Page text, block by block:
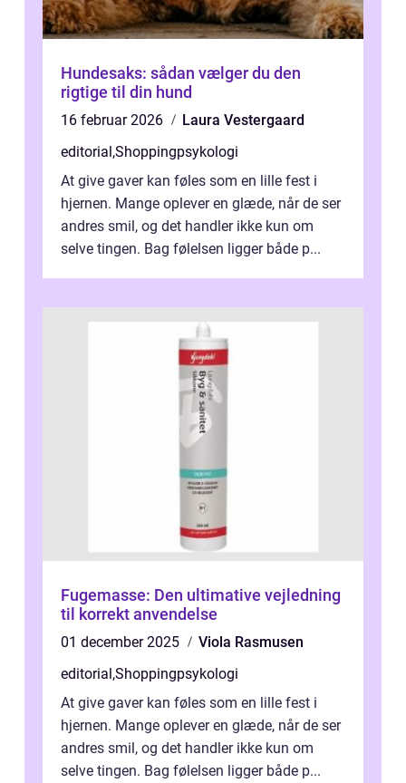
Hundesaks: sådan vælger du den
rigtige til din hund
16 februar 2026
Laura Vestergaard
editorial,Shoppingpsykologi
At give gaver kan føles som en lille fest i
hjernen. Mange oplever en glæde, når de ser
andres smil, og det handler ikke kun om
selve tingen. Bag følelsen ligger både p...
Fugemasse: Den ultimative vejledning
til korrekt anvendelse
01 december 2025
Viola Rasmusen
editorial,Shoppingpsykologi
At give gaver kan føles som en lille fest i
hjernen. Mange oplever en glæde, når de ser
andres smil, og det handler ikke kun om
selve tingen. Bag følelsen ligger både p...